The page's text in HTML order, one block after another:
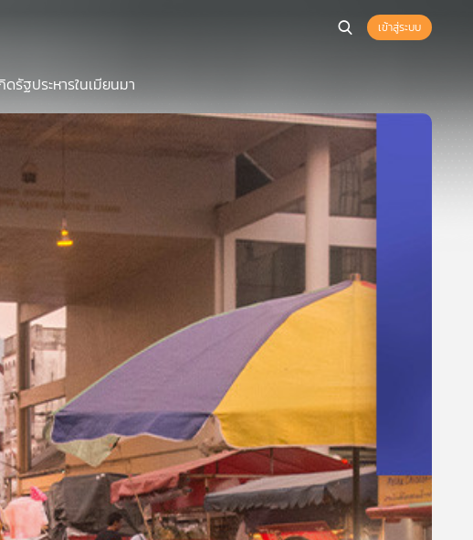
เข้าสู่ระบบ
รัฐประหารในเมียนมา